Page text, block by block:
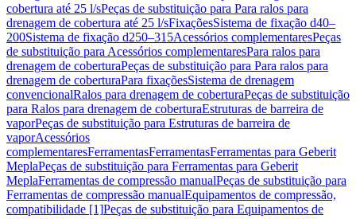
cobertura até 25 l/sPeças de substituição para Para ralos para
drenagem de cobertura até 25 l/sFixaçõesSistema de fixação d40–
200Sistema de fixação d250–315Acessórios complementaresPeças
de substituição para Acessórios complementaresPara ralos para
drenagem de coberturaPeças de substituição para Para ralos para
drenagem de coberturaPara fixaçõesSistema de drenagem
convencionalRalos para drenagem de coberturaPeças de substituição
para Ralos para drenagem de coberturaEstruturas de barreira de
vaporPeças de substituição para Estruturas de barreira de
vaporAcessórios
complementaresFerramentasFerramentasFerramentas para Geberit
MeplaPeças de substituição para Ferramentas para Geberit
MeplaFerramentas de compressão manualPeças de substituição para
Ferramentas de compressão manualEquipamentos de compressão,
compatibilidade [1]Peças de substituição para Equipamentos de